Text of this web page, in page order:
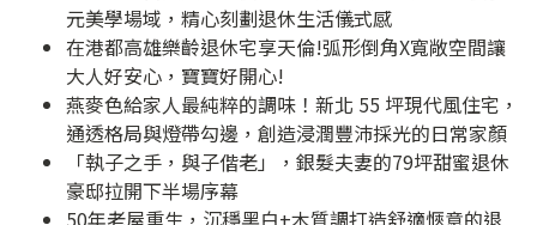
元美學場域，精心刻劃退休生活儀式感
在港都高雄樂齡退休宅享天倫!弧形倒角X寬敞空間讓
大人好安心，寶寶好開心!
燕麥色給家人最純粹的調味！新北 55 坪現代風住宅，
通透格局與燈帶勾邊，創造浸潤豐沛採光的日常家顏
「執子之手，與子偕老」，銀髮夫妻的79坪甜蜜退休
豪邸拉開下半場序幕
50年老屋重生，沉穩黑白+木質調打造舒適愜意的退